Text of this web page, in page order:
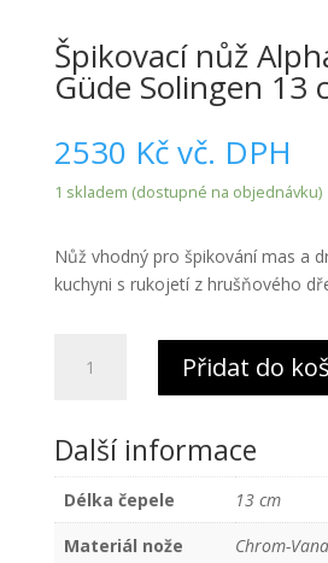
Špikovací nůž
Güde Solingen 13
2530 Kč vč. DPH
1 skladem (dostupné na objednávku)
Nůž vhodný pro špikování mas a
kuchyni s rukojetí z hrušňového
Güde
Solingen
13
cm
Přidat do
Další informace
Délka čepele
13 cm
Materiál nože
Chrom-